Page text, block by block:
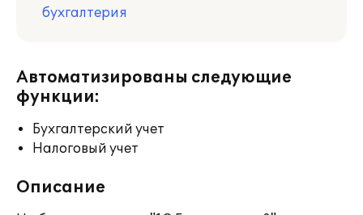
бухгалтерия
Автоматизированы следующие
функции:
Бухгалтерский учет
Налоговый учет
Описание